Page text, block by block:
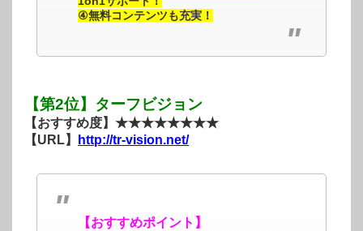
④無料コンテンツも充実！
【第2位】ターフビジョン
【おすすめ度】★★★★★★★★
【URL】
http://tr-vision.net/
【おすすめポイント】